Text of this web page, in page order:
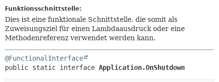
KONSTRUKTOR
METHODE
Funktionsschnittstelle:
Dies ist eine funktionale Schnittstelle, die somit als
Zuweisungsziel für einen Lambdaausdruck oder eine
Methodenreferenz verwendet werden kann.
@FunctionalInterface
public static interface Application.OnShutdown